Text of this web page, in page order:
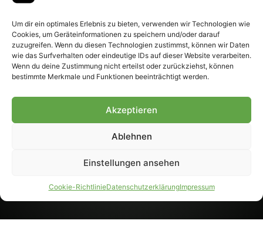
Um dir ein optimales Erlebnis zu bieten, verwenden wir Technologien wie
Cookies, um Geräteinformationen zu speichern und/oder darauf
zuzugreifen. Wenn du diesen Technologien zustimmst, können wir Daten
wie das Surfverhalten oder eindeutige IDs auf dieser Website verarbeiten.
Wenn du deine Zustimmung nicht erteilst oder zurückziehst, können
bestimmte Merkmale und Funktionen beeinträchtigt werden.
Akzeptieren
Ablehnen
Einstellungen ansehen
Cookie-RichtlinieDatenschutzerklärungImpressum
– Alle rechte vorbehalten.
Fohlen-Hautnah.de ist ein
offiziell eingetragenes Magazin
bei der Deutschen
Nationalbibliothek (ISSN 1868-
Weiterverarbeitung, auch
Genehmigung.
PARTNER WERDEN
AGB